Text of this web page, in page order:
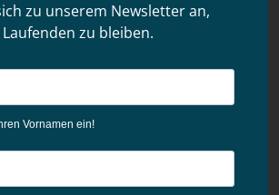
zu unserem Newsletter an,
zu bleiben.
Vornamen ein!